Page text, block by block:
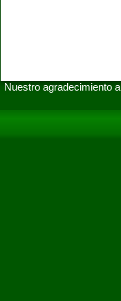
Nuestro agradecimiento a